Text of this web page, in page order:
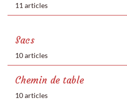
11 articles
Sacs
10 articles
Chemin de table
10 articles